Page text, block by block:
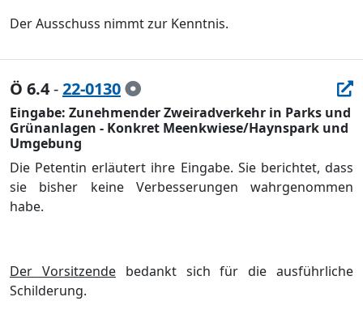
Der Ausschuss nimmt zur Kenntnis.
Ö 6.4-22-0130
Eingabe: Zunehmender Zweiradverkehr in Parks und
Grünanlagen - Konkret Meenkwiese/Haynspark und
Umgebung
Die Petentin erläutert ihre Eingabe. Sie berichtet, dass
sie bisher keine Verbesserungen wahrgenommen
habe.
Der Vorsitzendebedankt sich für die ausführliche
Schilderung.